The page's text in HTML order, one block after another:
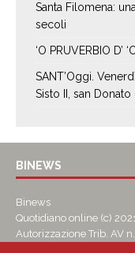
Santa Filomena:
secoli
‘O PRUVERBIO
SANT’Oggi.
Sisto II, san
BINEWS
Binews
Quotidiano online (c)
Autorizzazione Trib. AV